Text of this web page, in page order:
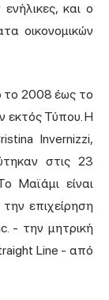
και ο
οικονομικών
το 2008 έως το
εκτός Τύπου. Η
Invernizzi,
στις 23
Μαϊάμι είναι
επιχείρηση
- την μητρική
Line - από